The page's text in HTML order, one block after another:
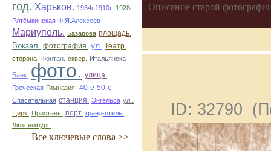
год. Харьков. 1934г.1910г. 1928г.
Рлтёмкинская Ф.Я.Алексеев
Мариуполь. Базарова площадь.
Вокзал. фотография. ул. Театр.
сторона. Фонтан. сквер. Итальянска
Банк. фото. улица.
Греческая Гимназия. 40-е 50-е
Спасательная станция. Энгельса ул..
Цирк.
Пристань. порт. гранд-отель.
Люксембург.
Все ключевые слова >>
Описание старой
ID: 32790